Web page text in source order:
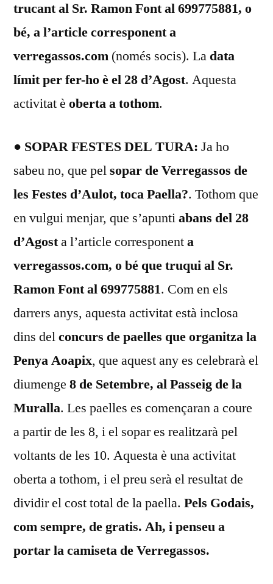
trucant al Sr. Ramon Font al 699775881, o
bé, a l’article corresponent a
verregassos.com (només socis). La data
límit per fer-ho è el 28 d’Agost. Aquesta
activitat è oberta a tothom.
● SOPAR FESTES DEL TURA: Ja ho
sabeu no, que pelsopar de Verregassos de
les Festes d’Aulot, toca Paella?. Tothom que
en vulgui menjar, que s’apuntiabans del 28
d’Agosta l’article corresponenta
verregassos.com, o bé que truqui al Sr.
Ramon Font al 699775881. Com en els
darrers anys, aquesta activitat està inclosa
dins delconcurs de paelles que organitza la
Penya Aoapix, que aquest any es celebrarà el
diumenge 8 de Setembre, al Passeig de la
Muralla. Les paelles es començaran a coure
a partir de les 8, i el sopar es realitzarà pel
voltants de les 10. Aquesta è una activitat
oberta a tothom, i el preu serà el resultat de
dividir el cost total de la paella. Pels Godais,
com sempre, de gratis. Ah, i penseu a
portar la camiseta de Verregassos.